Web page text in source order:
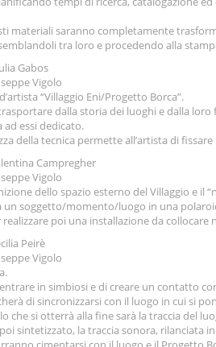
materiali saranno completamente
tra loro e procedendo alla
Gabos
Vigolo
“Villaggio Eni/Progetto Borca”.
dalla storia dei luoghi e dalla
ad essi dedicato.
della tecnica permette all’artista di
Campregher
Vigolo
dello spazio esterno del Villaggio e il
un soggetto/momento/luogo in una
poi una installazione da collocare
Peirè
Vigolo
in simbiosi e di creare un contatto
di sincronizzarsi con il luogo in cui si
che si otterrà alla fine sarà la traccia del
poi sintetizzato, la traccia sonora, rilanciata